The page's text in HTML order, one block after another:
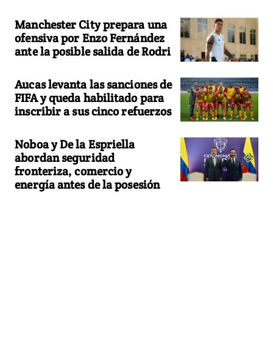
Manchester City prepara una
ofensiva por Enzo Fernández
ante la posible salida de Rodri
Aucas levanta las sanciones de
FIFA y queda habilitado para
inscribir a sus cinco refuerzos
Noboa y De la Espriella
abordan seguridad
fronteriza, comercio y
energía antes de la posesión